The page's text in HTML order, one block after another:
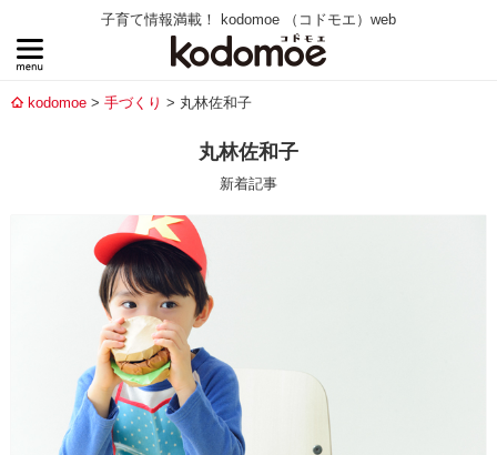
子育て情報満載！ kodomoe （コドモエ）web
kodomoe 手づくり 丸林佐和子
丸林佐和子
新着記事